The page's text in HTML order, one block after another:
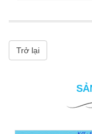
Trở lại